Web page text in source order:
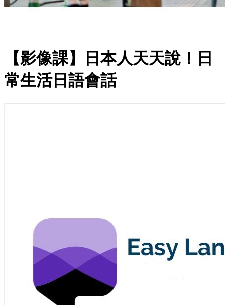
【影像課】日本人天天說！日
常生活日語會話